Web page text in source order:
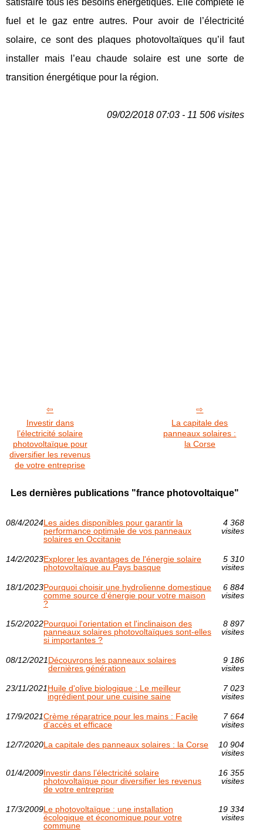
satisfaire tous les besoins énergétiques. Elle complète le
fuel et le gaz entre autres. Pour avoir de l’électricité
solaire, ce sont des plaques photovoltaïques qu’il faut
installer mais l’eau chaude solaire est une sorte de
transition énergétique pour la région.
09/02/2018 07:03 - 11 506 visites
Investir dans
l’électricité solaire
photovoltaïque pour
diversifier les revenus
de votre entreprise
La capitale des
panneaux solaires :
la Corse
Les dernières publications "france photovoltaique"
08/4/2024Les aides disponibles pour garantir la
performance optimale de vos panneaux
solaires en Occitanie
4 368
visites
14/2/2023Explorer les avantages de l'énergie solaire
photovoltaïque au Pays basque
5 310
visites
18/1/2023Pourquoi choisir une hydrolienne domestique
comme source d'énergie pour votre maison
?
6 884
visites
15/2/2022Pourquoi l'orientation et l'inclinaison des
panneaux solaires photovoltaïques sont-elles
si importantes ?
8 897
visites
08/12/2021Découvrons les panneaux solaires
dernières génération
9 186
visites
23/11/2021Huile d'olive biologique : Le meilleur
ingrédient pour une cuisine saine
7 023
visites
17/9/2021Crème réparatrice pour les mains : Facile
d'accès et efficace
7 664
visites
12/7/2020La capitale des panneaux solaires : la Corse
10 904
visites
01/4/2009Investir dans l’électricité solaire
photovoltaïque pour diversifier les revenus
de votre entreprise
16 355
visites
17/3/2009Le photovoltaïque : une installation
écologique et économique pour votre
commune
19 334
visites